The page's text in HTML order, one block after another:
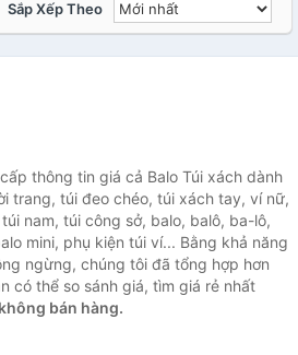
Sắp Xếp Theo
thông tin giá cả Balo Túi xách dành
trang, túi đeo chéo, túi xách tay, ví nữ,
nam, túi công sở, balo, balô, ba-lô,
mini, phụ kiện túi ví... Bằng khả năng
ngừng, chúng tôi đã tổng hợp hơn
có thể so sánh giá, tìm giá rẻ nhất
bán hàng.